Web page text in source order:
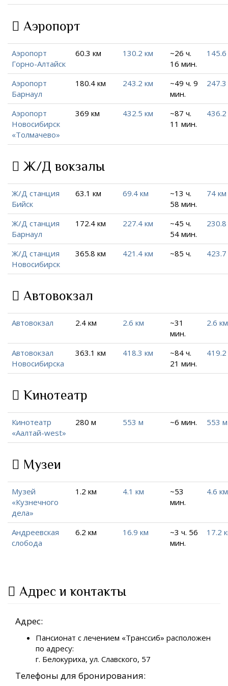
Аэропорт
Аэропорт
Горно-Алтайск
60.3 км 130.2 км
~26 ч.
16 мин.
Аэропорт
Барнаул
180.4 км 243.2 км
~49 ч. 9
мин.
Аэропорт
Новосибирск
«Толмачево»
369 км 432.5 км
~87 ч.
11 мин.
Ж/Д вокзалы
Ж/Д станция
Бийск
63.1 км 69.4 км
~13 ч.
58 мин.
74 км
Ж/Д станция
Барнаул
172.4 км 227.4 км
~45 ч.
54 мин.
Ж/Д станция
Новосибирск
365.8 км 421.4 км ~85 ч.
Автовокзал
Автовокзал 2.4 км 2.6 км
~31
мин.
2.6 км
Автовокзал
Новосибирска
363.1 км 418.3 км
~84 ч.
21 мин.
Кинотеатр
Кинотеатр
«Аалтай-west»
280 м 553 м ~6 мин. 553 м
Музеи
Музей
«Кузнечного
дела»
1.2 км 4.1 км
~53
мин.
4.6 км
Андреевская
слобода
6.2 км 16.9 км
~3 ч. 56
мин.
17.2
Адрес и контакты
Адрес:
Пансионат с лечением «Транссиб» расположен
по адресу:
г. Белокуриха, ул. Славского, 57
Телефоны для бронирования: